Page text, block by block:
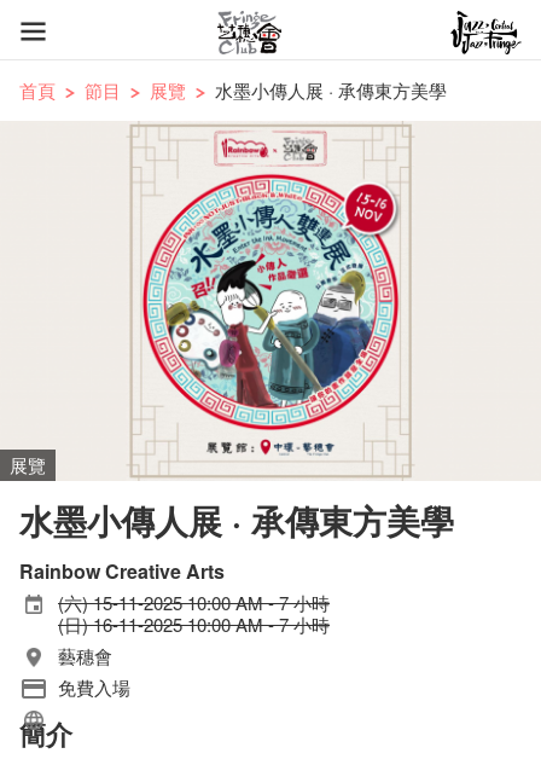
首頁 節目 展覽 水墨小傳人展 · 承傳東方美學
展覽
水墨小傳人展 · 承傳東方美學
Rainbow Creative Arts
(六) 15-11-2025 10:00 AM - 7 小時
(日) 16-11-2025 10:00 AM - 7 小時
藝穗會
免費入場
簡介